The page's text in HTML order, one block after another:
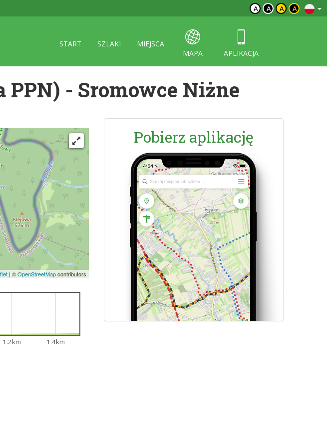
A A A A
START SZLAKI
MIEJSCA
MAPA
APLIKACJA
PPN) - Sromowce Niżne
| ©OpenStreetMapcontributors
1.2km 1.4km
Pobierz aplikację